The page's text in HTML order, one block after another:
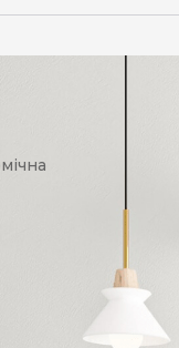
Без фільтра
Смакові (капсула)